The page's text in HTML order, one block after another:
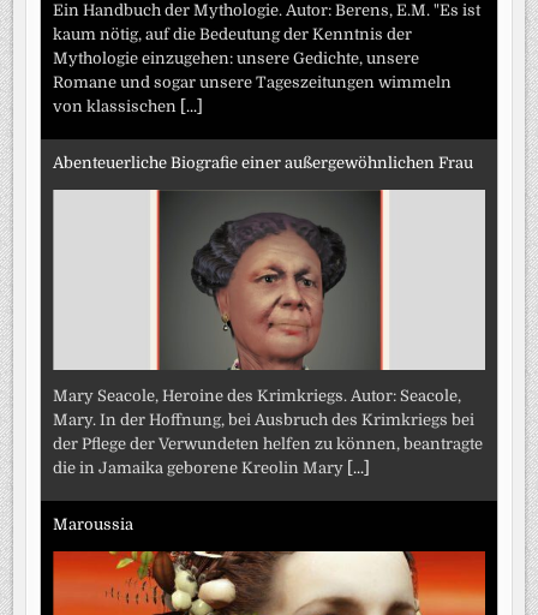
Ein Handbuch der Mythologie. Autor: Berens, E.M. "Es ist
kaum nötig, auf die Bedeutung der Kenntnis der
Mythologie einzugehen: unsere Gedichte, unsere
Romane und sogar unsere Tageszeitungen wimmeln
von klassischen [...]
Abenteuerliche Biografie einer außergewöhnlichen Frau
Mary Seacole, Heroine des Krimkriegs. Autor: Seacole,
Mary. In der Hoffnung, bei Ausbruch des Krimkriegs bei
der Pflege der Verwundeten helfen zu können, beantragte
die in Jamaika geborene Kreolin Mary [...]
Maroussia